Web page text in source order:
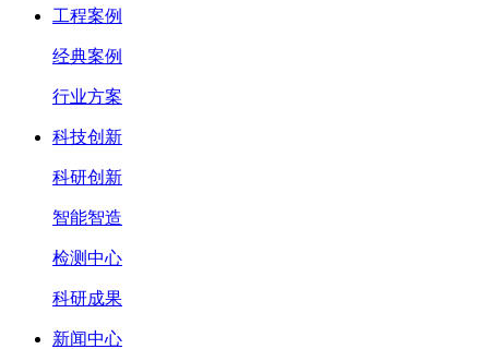
工程案例
经典案例
行业方案
科技创新
科研创新
智能智造
检测中心
科研成果
新闻中心